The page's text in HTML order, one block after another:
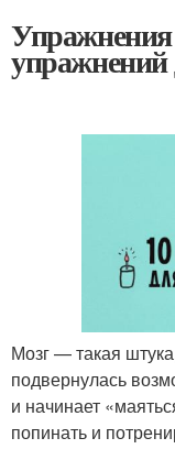
Упражнения
упражнений
Мозг — такая
подвернулась
и начинает
попинать и